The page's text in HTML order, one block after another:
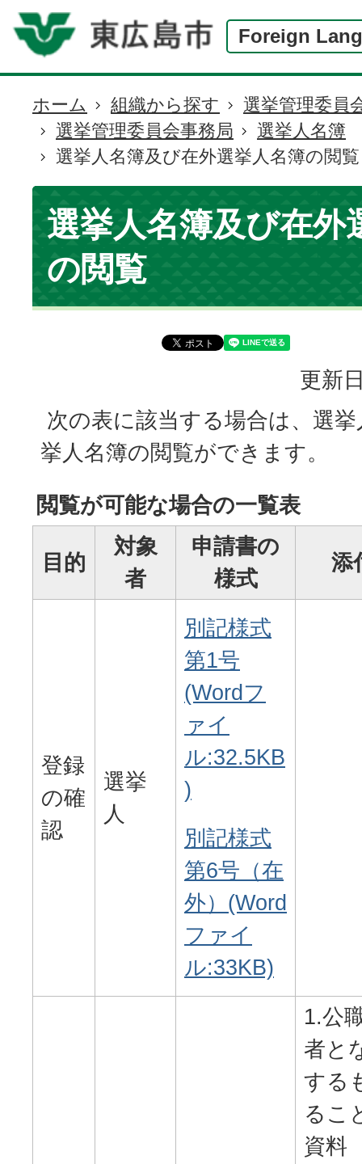
Foreign
現
在
の
位
置
ホーム 組織から探す
選挙管理委員
選挙管理委員会事務局
選挙人名簿
選挙人名簿及び在外選挙人名簿の閲覧
選挙人名簿及び在外
の閲覧
更新
次の表に該当する場合は、選
挙人名簿の閲覧ができます。
閲覧が可能な場合の一覧表
目的
対象
者
申請書の
様式
添
登録
の確
認
選挙
人
別記様式
第1号
(Wordフ
ァイ
ル:32.5KB
)
別記様式
第6号（在
外）(Word
ファイ
ル:33KB)
1.公
者と
する
るこ
資料